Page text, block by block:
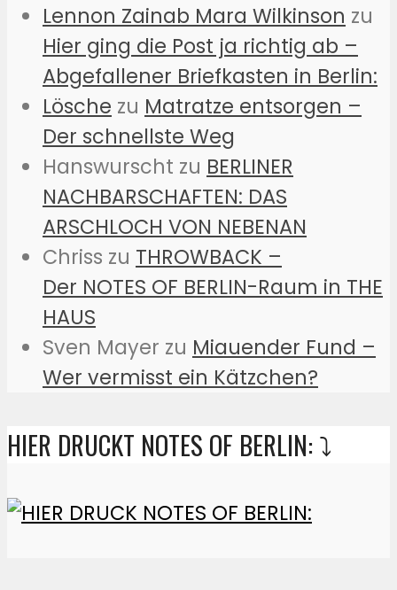
Lennon Zainab Mara Wilkinson zu
Hier ging die Post ja richtig ab –
Abgefallener Briefkasten in Berlin:
Lösche zu Matratze entsorgen –
Der schnellste Weg
Hanswurscht zu BERLINER
NACHBARSCHAFTEN: DAS
ARSCHLOCH VON NEBENAN
Chriss zu THROWBACK –
Der NOTES OF BERLIN-Raum in THE
HAUS
Sven Mayer zu Miauender Fund –
Wer vermisst ein Kätzchen?
HIER DRUCKT NOTES OF BERLIN: ⤵️